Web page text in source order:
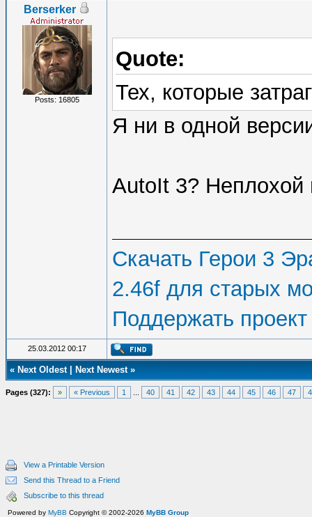
Berserker
Posts: 16805
Quote:
Тех, которые
Я ни в одной
AutoIt 3? Неплохой
Скачать Герои 3
2.46f для старых
Поддержать проект
25.03.2012 00:17
« Next Oldest| Next Newest»
Pages (327): » « Previous 1 40 41 42 43 44 45 46 47
View a Printable Version
Send this Thread to a Friend
Subscribe to this thread
Powered by MyBB Copyright © 2002-2026 MyBB Group